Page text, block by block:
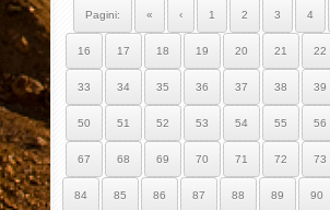
Pagini: « ‹ 1 2 3 4
16 17 18 19 20 21 22
33 34 35 36 37 38 39
50 51 52 53 54 55 56
67 68 69 70 71 72 73
84 85 86 87 88 89 90